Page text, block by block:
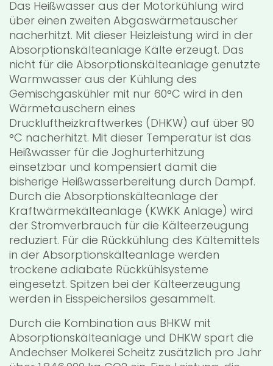
Das Heißwasser aus der Motorkühlung wird
über einen zweiten Abgaswärmetauscher
nacherhitzt. Mit dieser Heizleistung wird in der
Absorptionskälteanlage Kälte erzeugt. Das
nicht für die Absorptionskälteanlage genutzte
Warmwasser aus der Kühlung des
Gemischgaskühler mit nur 60°C wird in den
Wärmetauschern eines
Druckluftheizkraftwerkes (DHKW) auf über 90
°C nacherhitzt. Mit dieser Temperatur ist das
Heißwasser für die Joghurterhitzung
einsetzbar und kompensiert damit die
bisherige Heißwasserbereitung durch Dampf.
Durch die Absorptionskälteanlage der
Kraftwärmekälteanlage (KWKK Anlage) wird
der Stromverbrauch für die Kälteerzeugung
reduziert. Für die Rückkühlung des Kältemittels
in der Absorptionskälteanlage werden
trockene adiabate Rückkühlsysteme
eingesetzt. Spitzen bei der Kälteerzeugung
werden in Eisspeichersilos gesammelt.
Durch die Kombination aus BHKW mit
Absorptionskälteanlage und DHKW spart die
Andechser Molkerei Scheitz zusätzlich pro Jahr